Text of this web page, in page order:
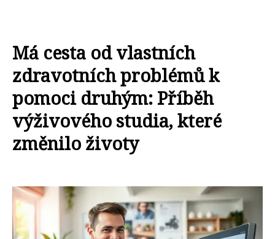
Má cesta od vlastních
zdravotních problémů k
pomoci druhým: Příběh
výživového studia, které
změnilo životy